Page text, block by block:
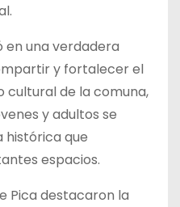
en una verdadera
y fortalecer el
cultural de la comuna,
y adultos se
histórica que
espacios.
Pica destacaron la